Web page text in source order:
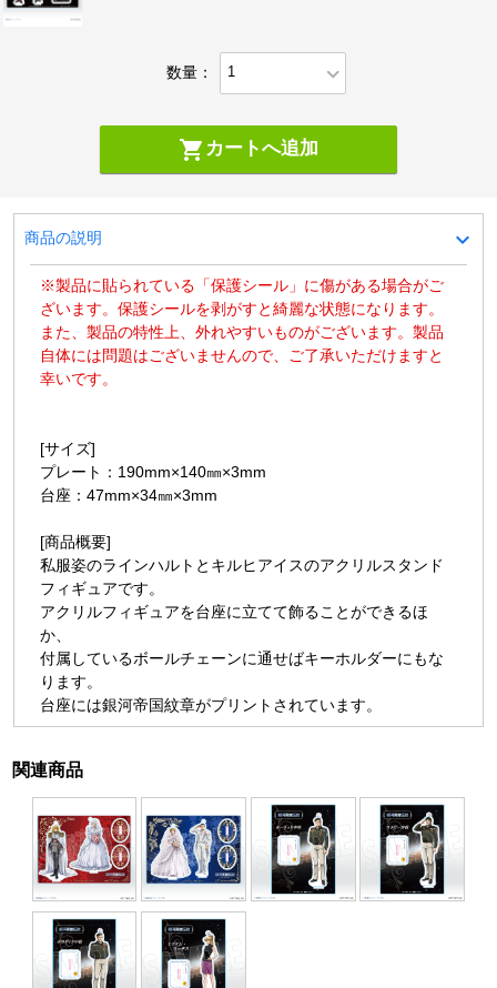
数量： expand_more
shopping_cart カートへ追加
商品の説明 expand_more
※製品に貼られている「保護シール」に傷がある場合がご
ざいます。保護シールを剥がすと綺麗な状態になります。
また、製品の特性上、外れやすいものがございます。製品
自体には問題はございませんので、ご了承いただけますと
幸いです。
[サイズ]
プレート：190mm×140㎜×3mm
台座：47mm×34㎜×3mm
[商品概要]
私服姿のラインハルトとキルヒアイスのアクリルスタンド
フィギュアです。
アクリルフィギュアを台座に立てて飾ることができるほ
か、
付属しているボールチェーンに通せばキーホルダーにもな
ります。
台座には銀河帝国紋章がプリントされています。
関連商品